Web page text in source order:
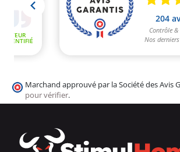
Marchand approuvé par la Société des Avis
pour vérifier.